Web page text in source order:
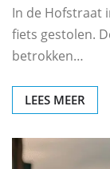
In de Hofstraat
fiets gestolen.
betrokken…
LEES MEER